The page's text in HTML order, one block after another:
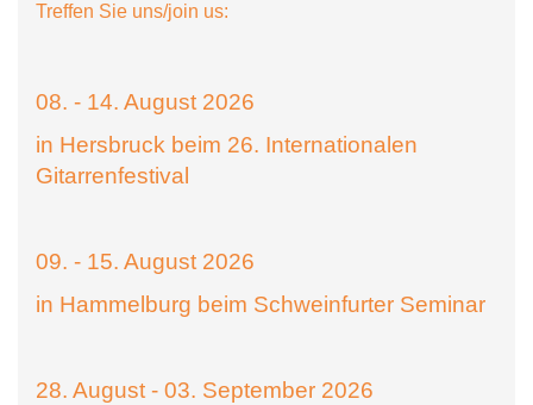
Treffen Sie uns/join us:
08. - 14. August 2026
in Hersbruck beim 26. Internationalen
Gitarrenfestival
09. - 15. August 2026
in Hammelburg beim Schweinfurter Seminar
28. August - 03. September 2026